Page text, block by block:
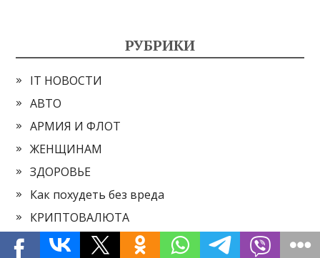
РУБРИКИ
IT НОВОСТИ
АВТО
АРМИЯ И ФЛОТ
ЖЕНЩИНАМ
ЗДОРОВЬЕ
Как похудеть без вреда
КРИПТОВАЛЮТА
КУЛЬТУРА